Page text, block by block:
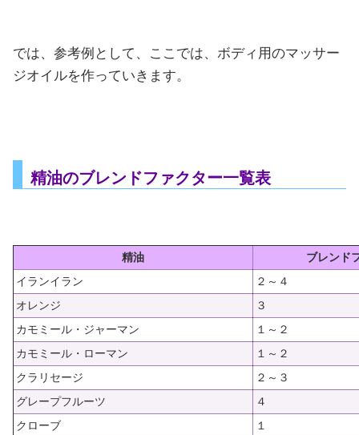
では、参考例として、ここでは、ボディ用のマッサー
ジオイルを作っていきます。
精油のブレンドファクター一覧表
精油
ブレンド
イランイラン
２～４
オレンジ
３
カモミール・ジャーマン
１～２
カモミール・ローマン
１～２
クラリセージ
２～３
グレープフルーツ
４
クローブ
１